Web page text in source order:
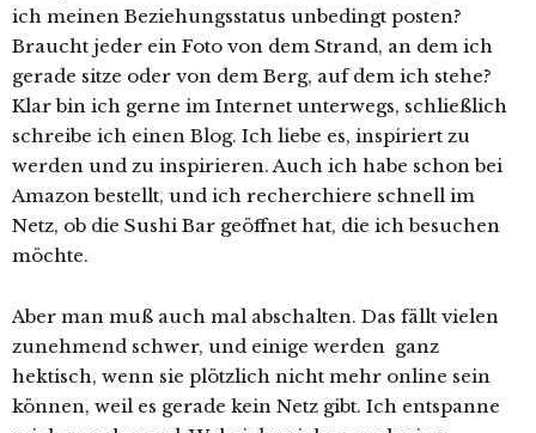
ich meinen Beziehungsstatus unbedingt posten?
Braucht jeder ein Foto von dem Strand, an dem ich
gerade sitze oder von dem Berg, auf dem ich stehe?
Klar bin ich gerne im Internet unterwegs, schließlich
schreibe ich einen Blog. Ich liebe es, inspiriert zu
werden und zu inspirieren. Auch ich habe schon bei
Amazon bestellt, und ich recherchiere schnell im
Netz, ob die Sushi Bar geöffnet hat, die ich besuchen
möchte.
Aber man muß auch mal abschalten. Das fällt vielen
zunehmend schwer, und einige werden ganz
hektisch, wenn sie plötzlich nicht mehr online sein
können, weil es gerade kein Netz gibt. Ich entspanne